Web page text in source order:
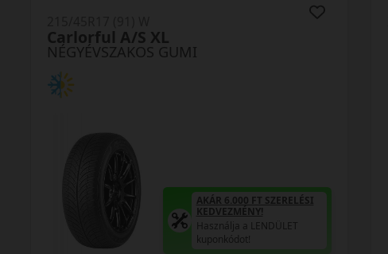
NÉGYÉVSZAKOS GUMI
Allseason 2 XL MFS
REGISZTRÁLJON A FIX
12.000 FT-OS MOL
ÜZEMANYAG
UTALVÁNYÉRT!
A regisztrációhoz kattintson